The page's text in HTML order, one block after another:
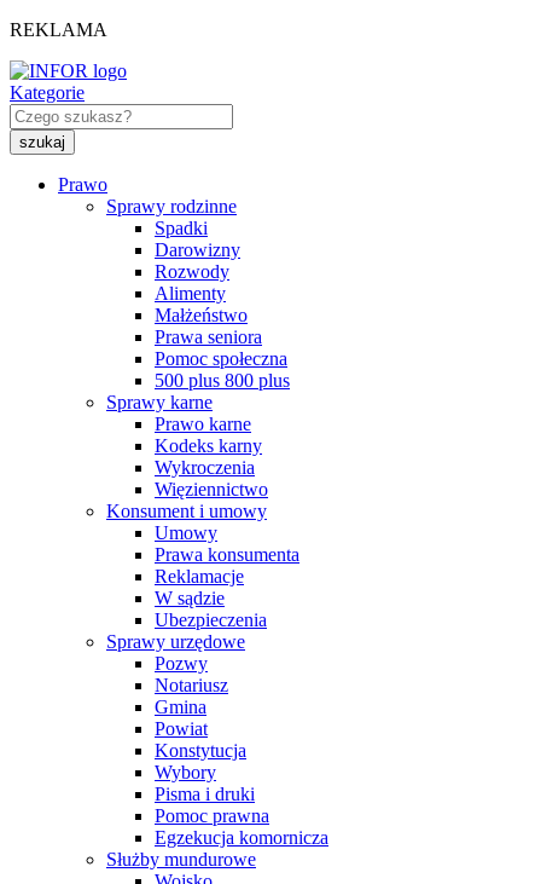
REKLAMA
Kategorie
Prawo
Sprawy rodzinne
Spadki
Darowizny
Rozwody
Alimenty
Małżeństwo
Prawa seniora
Pomoc społeczna
500 plus 800 plus
Sprawy karne
Prawo karne
Kodeks karny
Wykroczenia
Więziennictwo
Konsument i umowy
Umowy
Prawa konsumenta
Reklamacje
W sądzie
Ubezpieczenia
Sprawy urzędowe
Pozwy
Notariusz
Gmina
Powiat
Konstytucja
Wybory
Pisma i druki
Pomoc prawna
Egzekucja komornicza
Służby mundurowe